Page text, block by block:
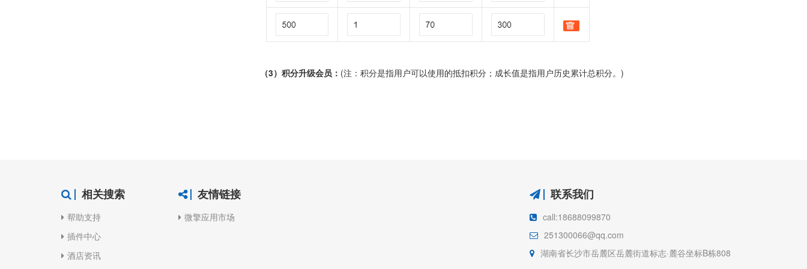
（3）积分升级会员： (注：积分是指用户可以使用的抵扣积分；成长值是指用户历史累计总积分。)
相关搜索
帮助支持
插件中心
酒店资讯
友情链接
微擎应用市场
联系我们
call:18688099870
251300066@qq.com
湖南省长沙市岳麓区岳麓街道标志·麓谷坐标B栋808